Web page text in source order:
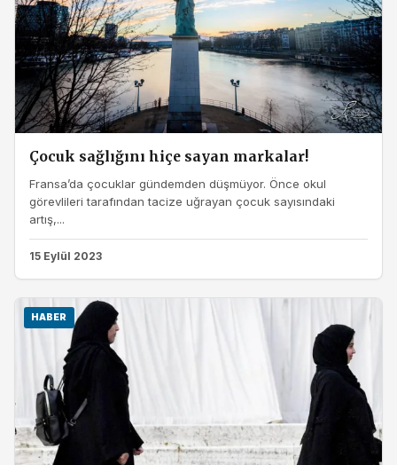
Çocuk sağlığını hiçe sayan markalar!
Fransa’da çocuklar gündemden düşmüyor. Önce okul
görevlileri tarafından tacize uğrayan çocuk sayısındaki
artış,...
15 Eylül 2023
HABER